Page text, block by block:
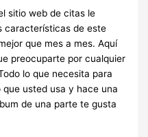
sitio web de citas le
características de este
que mes a mes. Aquí
preocuparte por cualquier
lo que necesita para
usted usa y hace una
de una parte te gusta